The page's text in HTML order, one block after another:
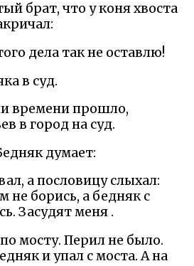
брат, что у коня хвоста
дела так не оставлю!
в суд.
времени прошло,
в город на суд.
думает:
а пословицу слыхал:
не борись, а бедняк с
Засудят меня .
мосту. Перил не было.
и упал с моста. А на